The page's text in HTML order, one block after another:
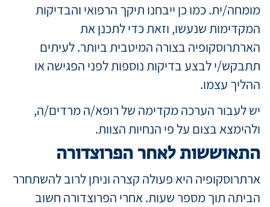
מומחה/ית. כמו כן ייבחנו תיקך הרפואי והבדיקות
המקדימות שנעשו, וזאת כדי לתכנן את
הארתרוסקופיה בצורה המיטבית ביותר. לעיתים
תתבקש/י לבצע בדיקות נוספות לפני הפגישה או
ההליך עצמו.
יש לעבור הערכה מקדימה של רופא/ה מרדים/ה,
ולהימצא בצום על פי הנחיות הצוות.
התאוששות לאחר הפרוצדורה
ארתרוסקופיה היא פעולה קצרה וניתן לרוב להשתחרר
הביתה תוך מספר שעות. אחרי הפרוצדורה חשוב